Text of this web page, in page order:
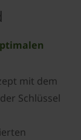
mit dem
Schlüssel